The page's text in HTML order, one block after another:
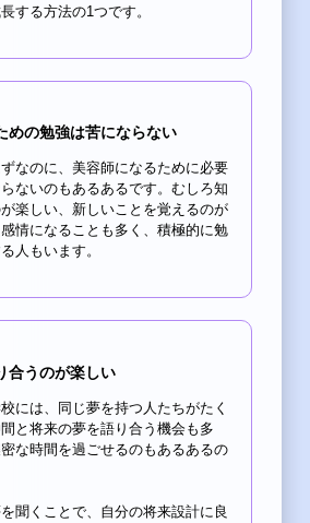
する方法の1つです。
めの勉強は苦にならない
なのに、美容師になるために必要
ないのもあるあるです。むしろ知
楽しい、新しいことを覚えるのが
情になることも多く、積極的に勉
人もいます。
合うのが楽しい
には、同じ夢を持つ人たちがたく
と将来の夢を語り合う機会も多
な時間を過ごせるのもあるあるの
聞くことで、自分の将来設計に良